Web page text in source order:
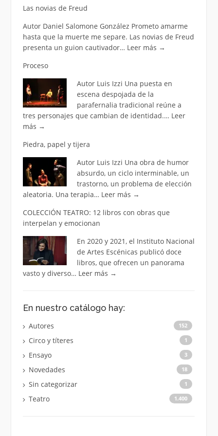
Las novias de Freud
Autor Daniel Salomone González Prometo amarme
hasta que la muerte me separe. Las novias de Freud
presenta un guion cautivador… Leer más →
Proceso
Autor Luis Izzi Una puesta en
escena despojada de la
parafernalia tradicional reúne a
tres personajes que cambian de identidad.… Leer
más →
Piedra, papel y tijera
Autor Luis Izzi Una obra de humor
absurdo, un ciclo interminable, un
trastorno, un problema de elección
aleatoria. Una terapia… Leer más →
COLECCIÓN TEATRO: 12 libros con obras que
interpelan y emocionan
En 2020 y 2021, el Instituto Nacional
de Artes Escénicas publicó doce
libros, que ofrecen un panorama
vasto y diverso… Leer más →
En nuestro catálogo hay:
Autores 152
Circo y títeres 1
Ensayo 3
Novedades 18
Sin categorizar 1
Teatro 1.400